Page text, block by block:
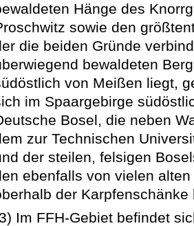
Hänge des
sowie den
die beiden Gründe
bewaldeten
von Meißen liegt,
im Spaargebirge
Bosel, die neben
zur Technischen
der steilen, felsigen
ebenfalls von vielen
der Karpfenschänke
Im FFH-Gebiet befindet